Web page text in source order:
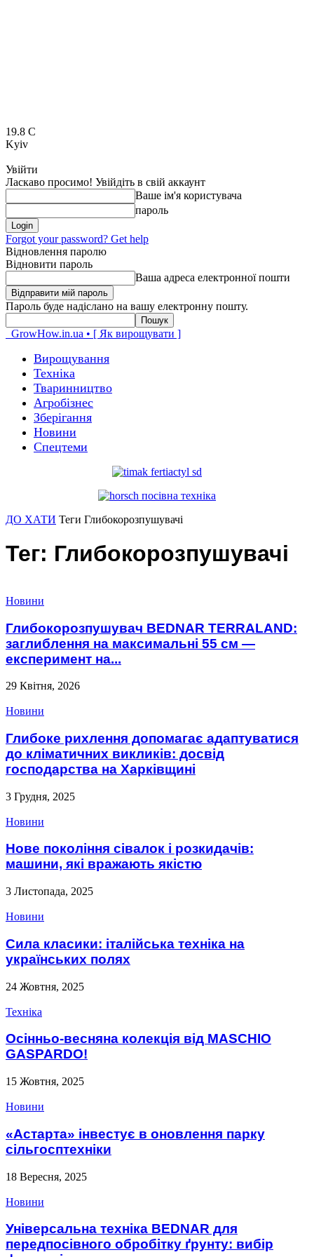
19.8 C
Kyiv
Увійти
Ласкаво просимо! Увійдіть в свій аккаунт
Ваше ім'я користувача
пароль
Forgot your password? Get help
Відновлення паролю
Відновити пароль
Ваша адреса електронної пошти
Пароль буде надіслано на вашу електронну пошту.
GrowHow.in.ua • [ Як вирощувати ]
Вирощування
Техніка
Тваринництво
Агробізнес
Зберігання
Новини
Спецтеми
ДО ХАТИ Теги Глибокорозпушувачі
Тег: Глибокорозпушувачі
Новини
Глибокорозпушувач BEDNAR TERRALAND:
заглиблення на максимальні 55 см —
експеримент на...
29 Квітня, 2026
Новини
Глибоке рихлення допомагає адаптуватися
до кліматичних викликів: досвід
господарства на Харківщині
3 Грудня, 2025
Новини
Нове покоління сівалок і розкидачів:
машини, які вражають якістю
3 Листопада, 2025
Новини
Сила класики: італійська техніка на
українських полях
24 Жовтня, 2025
Техніка
Осінньо-весняна колекція від MASCHIO
GASPARDO!
15 Жовтня, 2025
Новини
«Астарта» інвестує в оновлення парку
сільгосптехніки
18 Вересня, 2025
Новини
Універсальна техніка BEDNAR для
передпосівного обробітку ґрунту: вибір